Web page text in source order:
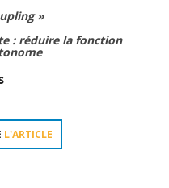
»
: réduire la fonction
L'ARTICLE